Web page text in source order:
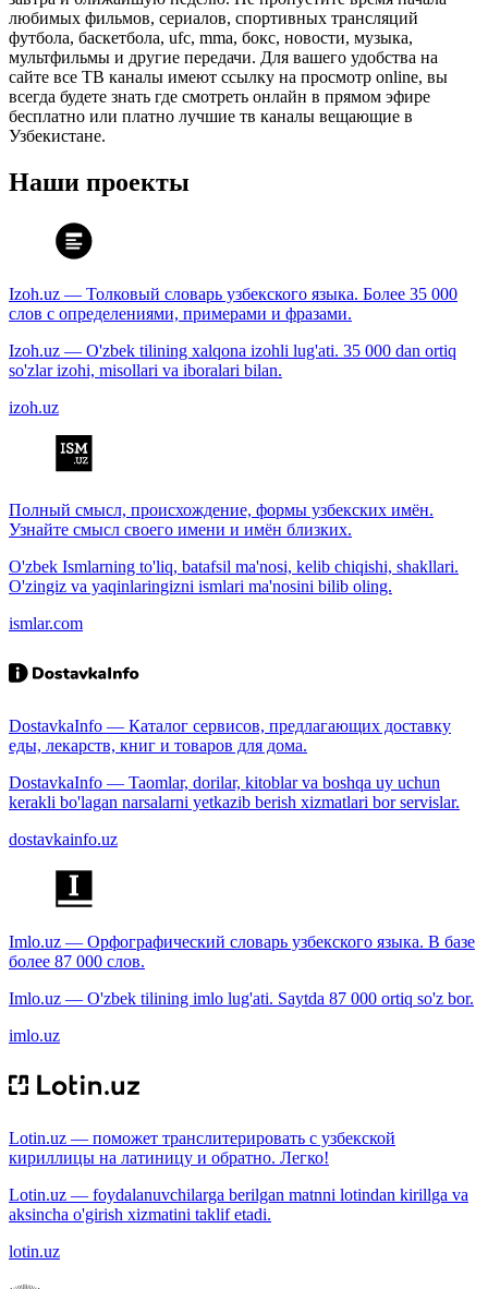
любимых фильмов, сериалов, спортивных трансляций
футбола, баскетбола, ufc, mma, бокс, новости, музыка,
мультфильмы и другие передачи. Для вашего удобства на
сайте все ТВ каналы имеют ссылку на просмотр online, вы
всегда будете знать где смотреть онлайн в прямом эфире
бесплатно или платно лучшие тв каналы вещающие в
Узбекистане.
Наши проекты
Izoh.uz — Толковый словарь узбекского языка. Более 35 000
слов с определениями, примерами и фразами.
Izoh.uz — O'zbek tilining xalqona izohli lug'ati. 35 000 dan ortiq
so'zlar izohi, misollari va iboralari bilan.
izoh.uz
Полный смысл, происхождение, формы узбекских имён.
Узнайте смысл своего имени и имён близких.
O'zbek Ismlarning to'liq, batafsil ma'nosi, kelib chiqishi, shakllari.
O'zingiz va yaqinlaringizni ismlari ma'nosini bilib oling.
ismlar.com
DostavkaInfo — Каталог сервисов, предлагающих доставку
еды, лекарств, книг и товаров для дома.
DostavkaInfo — Taomlar, dorilar, kitoblar va boshqa uy uchun
kerakli bo'lagan narsalarni yetkazib berish xizmatlari bor servislar.
dostavkainfo.uz
Imlo.uz — Орфографический словарь узбекского языка. В базе
более 87 000 слов.
Imlo.uz — O'zbek tilining imlo lug'ati. Saytda 87 000 ortiq so'z bor.
imlo.uz
Lotin.uz — поможет транслитерировать с узбекской
кириллицы на латиницу и обратно. Легко!
Lotin.uz — foydalanuvchilarga berilgan matnni lotindan kirillga va
aksincha o'girish xizmatini taklif etadi.
lotin.uz